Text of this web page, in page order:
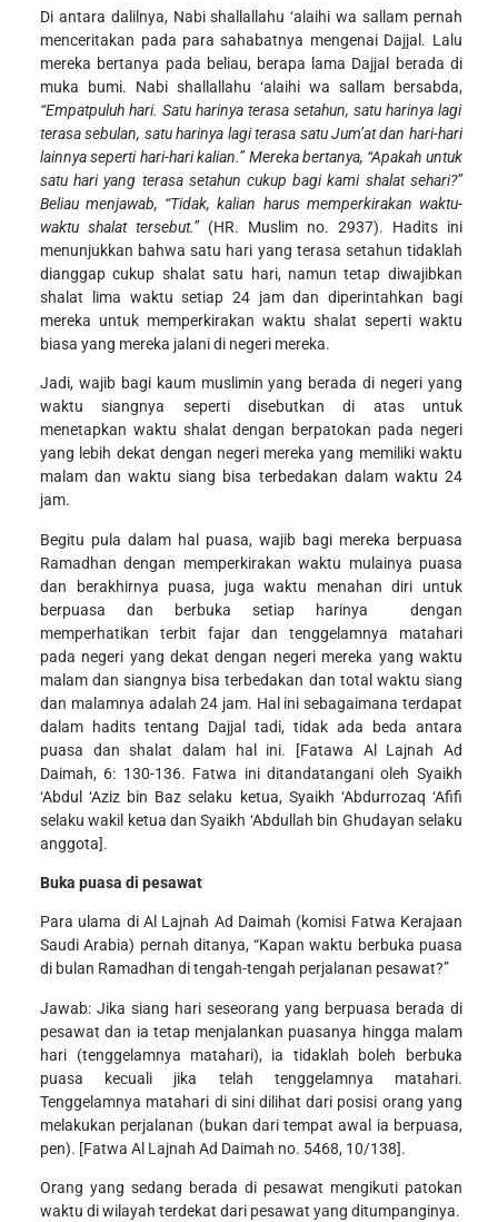
Di antara dalilnya, Nabi shallallahu ‘alaihi wa sallam pernah
menceritakan pada para sahabatnya mengenai Dajjal. Lalu
mereka bertanya pada beliau, berapa lama Dajjal berada di
muka bumi. Nabi shallallahu ‘alaihi wa sallam bersabda,
“Empatpuluh hari. Satu harinya terasa setahun, satu harinya lagi
terasa sebulan, satu harinya lagi terasa satu Jum’at dan hari-hari
lainnya seperti hari-hari kalian.” Mereka bertanya, “Apakah untuk
satu hari yang terasa setahun cukup bagi kami shalat sehari?”
Beliau menjawab, “Tidak, kalian harus memperkirakan waktu-
waktu shalat tersebut.” (HR. Muslim no. 2937). Hadits ini
menunjukkan bahwa satu hari yang terasa setahun tidaklah
dianggap cukup shalat satu hari, namun tetap diwajibkan
shalat lima waktu setiap 24 jam dan diperintahkan bagi
mereka untuk memperkirakan waktu shalat seperti waktu
biasa yang mereka jalani di negeri mereka.
Jadi, wajib bagi kaum muslimin yang berada di negeri yang
waktu siangnya seperti disebutkan di atas untuk
menetapkan waktu shalat dengan berpatokan pada negeri
yang lebih dekat dengan negeri mereka yang memiliki waktu
malam dan waktu siang bisa terbedakan dalam waktu 24
jam.
Begitu pula dalam hal puasa, wajib bagi mereka berpuasa
Ramadhan dengan memperkirakan waktu mulainya puasa
dan berakhirnya puasa, juga waktu menahan diri untuk
berpuasa dan berbuka setiap harinya dengan
memperhatikan terbit fajar dan tenggelamnya matahari
pada negeri yang dekat dengan negeri mereka yang waktu
malam dan siangnya bisa terbedakan dan total waktu siang
dan malamnya adalah 24 jam. Hal ini sebagaimana terdapat
dalam hadits tentang Dajjal tadi, tidak ada beda antara
puasa dan shalat dalam hal ini. [Fatawa Al Lajnah Ad
Daimah, 6: 130-136. Fatwa ini ditandatangani oleh Syaikh
‘Abdul ‘Aziz bin Baz selaku ketua, Syaikh ‘Abdurrozaq ‘Afifi
selaku wakil ketua dan Syaikh ‘Abdullah bin Ghudayan selaku
anggota].
Buka puasa di pesawat
Para ulama di Al Lajnah Ad Daimah (komisi Fatwa Kerajaan
Saudi Arabia) pernah ditanya, “Kapan waktu berbuka puasa
di bulan Ramadhan di tengah-tengah perjalanan pesawat?”
Jawab: Jika siang hari seseorang yang berpuasa berada di
pesawat dan ia tetap menjalankan puasanya hingga malam
hari (tenggelamnya matahari), ia tidaklah boleh berbuka
puasa kecuali jika telah tenggelamnya matahari.
Tenggelamnya matahari di sini dilihat dari posisi orang yang
melakukan perjalanan (bukan dari tempat awal ia berpuasa,
pen). [Fatwa Al Lajnah Ad Daimah no. 5468, 10/138].
Orang yang sedang berada di pesawat mengikuti patokan
waktu di wilayah terdekat dari pesawat yang ditumpanginya.